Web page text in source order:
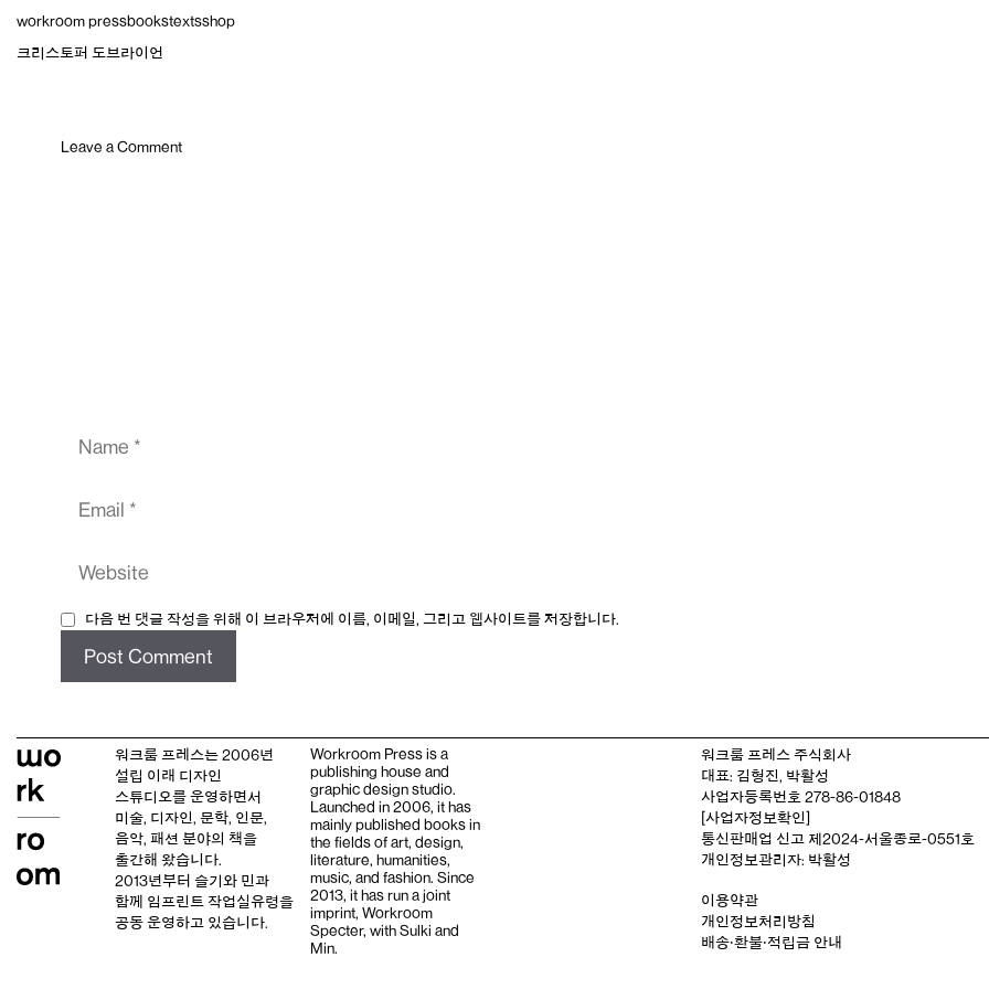
content
workroom pressbookstextsshop
크리스토퍼 도브라이언
Leave a Comment
다음 번 댓글 작성을 위해 이 브라우저에 이름, 이메일, 그리고 웹사이트를 저장합니다.
워크룸 프레스는 2006년
설립 이래 디자인
스튜디오를 운영하면서
미술, 디자인, 문학, 인문,
음악, 패션 분야의 책을
출간해 왔습니다.
2013년부터 슬기와 민과
함께 임프린트 작업실유령을
공동 운영하고 있습니다.
Workroom Press is a
publishing house and
graphic design studio.
Launched in 2006, it has
mainly published books in
the fields of art, design,
literature, humanities,
music, and fashion. Since
2013, it has run a joint
imprint, Workroom
Specter, with Sulki and
Min.
워크룸 프레스 주식회사
대표: 김형진, 박활성
사업자등록번호 278-86-01848
[사업자정보확인]
통신판매업 신고 제2024-서울종로-0551호
개인정보관리자: 박활성
이용약관
개인정보처리방침
배송‧환불‧적립금 안내